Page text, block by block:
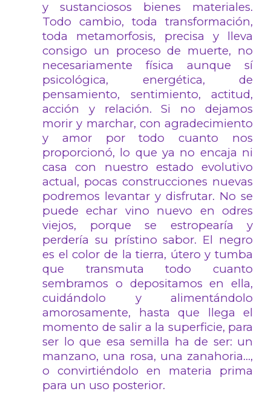
y sustanciosos bienes materiales.
Todo cambio, toda transformación,
toda metamorfosis, precisa y lleva
consigo un proceso de muerte, no
necesariamente física aunque sí
psicológica, energética, de
pensamiento, sentimiento, actitud,
acción y relación. Si no dejamos
morir y marchar, con agradecimiento
y amor por todo cuanto nos
proporcionó, lo que ya no encaja ni
casa con nuestro estado evolutivo
actual, pocas construcciones nuevas
podremos levantar y disfrutar. No se
puede echar vino nuevo en odres
viejos, porque se estropearía y
perdería su prístino sabor. El negro
es el color de la tierra, útero y tumba
que transmuta todo cuanto
sembramos o depositamos en ella,
cuidándolo y alimentándolo
amorosamente, hasta que llega el
momento de salir a la superficie, para
ser lo que esa semilla ha de ser: un
manzano, una rosa, una zanahoria…,
o convirtiéndolo en materia prima
para un uso posterior.